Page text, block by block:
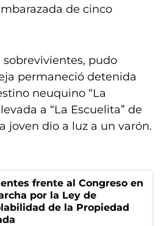
de cinco
pudo
permaneció detenida
neuquino “La
a “La Escuelita” de
joven dio a luz a un varón.
frente al Congreso en
por la Ley de
de la Propiedad